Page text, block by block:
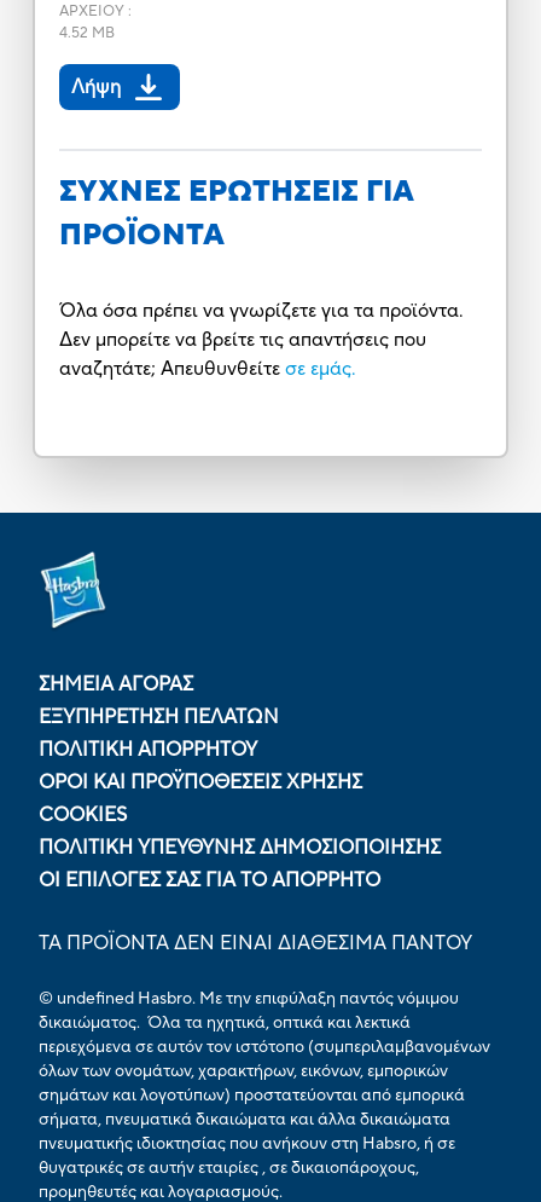
ΑΡΧΕΙΟΥ:
4.52 MB
Λήψη
ΣΥΧΝΕΣ ΕΡΩΤΗΣΕΙΣ ΓΙΑ
ΠΡΟΪΟΝΤΑ
Όλα όσα πρέπει να γνωρίζετε για τα προϊόντα.
Δεν μπορείτε να βρείτε τις απαντήσεις που
αναζητάτε; Απευθυνθείτε σε εμάς.
ΣΗΜΕΙΑ ΑΓΟΡΑΣ
ΕΞΥΠΗΡΕΤΗΣΗ ΠΕΛΑΤΩΝ
ΠΟΛΙΤΙΚΉ ΑΠΟΡΡΉΤΟΥ
ΟΡΟΙ ΚΑΙ ΠΡΟΫΠΟΘΕΣΕΙΣ ΧΡΗΣΗΣ
COOKIES
ΠΟΛΙΤΙΚΉ ΥΠΕΎΘΥΝΗΣ ΔΗΜΟΣΙΟΠΟΊΗΣΗΣ
ΟΙ ΕΠΙΛΟΓΈΣ ΣΑΣ ΓΙΑ ΤΟ ΑΠΌΡΡΗΤΟ
ΤΑ ΠΡΟΪΟΝΤΑ ΔΕΝ ΕΙΝΑΙ ΔΙΑΘΕΣΙΜΑ ΠΑΝΤΟΥ
© undefined Hasbro. Με την επιφύλαξη παντός νόμιμου
δικαιώματος. Όλα τα ηχητικά, οπτικά και λεκτικά
περιεχόμενα σε αυτόν τον ιστότοπο (συμπεριλαμβανομένων
όλων των ονομάτων, χαρακτήρων, εικόνων, εμπορικών
σημάτων και λογοτύπων) προστατεύονται από εμπορικά
σήματα, πνευματικά δικαιώματα και άλλα δικαιώματα
πνευματικής ιδιοκτησίας που ανήκουν στη Habsro, ή σε
θυγατρικές σε αυτήν εταιρίες , σε δικαιοπάροχους,
προμηθευτές και λογαριασμούς.